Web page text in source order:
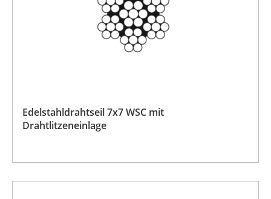
Edelstahldrahtseil 7x7 WSC mit
Drahtlitzeneinlage